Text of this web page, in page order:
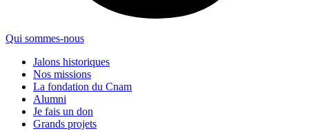
Qui sommes-nous
Jalons historiques
Nos missions
La fondation du Cnam
Alumni
Je fais un don
Grands projets